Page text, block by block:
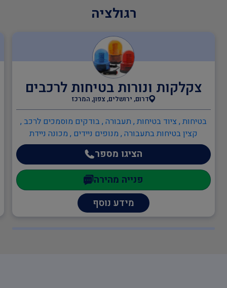
אדריכלים
ענף הבנייה
תעבורה
יועצים משפטיים
רגולציה
צקלקות ונורות בטיחות לרכבים
דרום, ירושלים, צפון, המרכז
בטיחות , ציוד בטיחות , תעבורה , בודקים מוסמכים לרכב ,
קצין בטיחות בתעבורה , מנופים ניידים , מכונה ניידת
הציגו מספר
פנייה מהירה
מידע נוסף